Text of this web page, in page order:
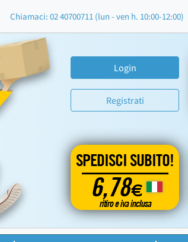
Chiamaci: 02 40700711 (lun - ven h. 10:00-12:00)
Login
Registrati
SPEDISCI SUBITO!
6,78€
ritiro e iva inclusa